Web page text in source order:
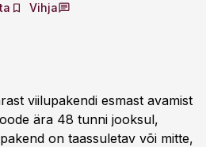
Vihja
viilupakendi esmast avamist
ära 48 tunni jooksul,
on taassuletav või mitte,